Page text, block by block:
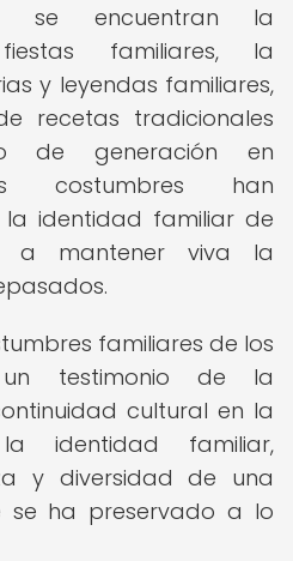
se encuentran la
familiares, la
y leyendas familiares,
recetas tradicionales
de generación en
costumbres han
identidad familiar de
a mantener viva la
familiares de los
un testimonio de la
cultural en la
identidad familiar,
y diversidad de una
se ha preservado a lo